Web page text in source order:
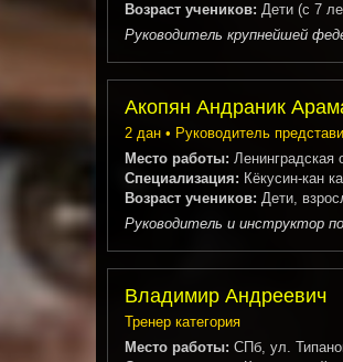
Возраст учеников: Дети (с 7
Руководитель крупнейшей
Акопян Андраник
2 дан • Руководитель
Место работы:
Специализация: Кёкусин-кан
Возраст учеников: Дети,
Руководитель и инструктор
Владимир Андреевич
Тренер категория
Место работы: СПб, ул.